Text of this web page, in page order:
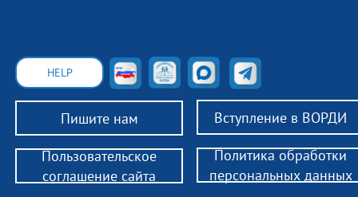
Пишите нам Вступление в ВОРДИ
HELP
Пользовательское
соглашение сайта
Политика обработки
персональных данных